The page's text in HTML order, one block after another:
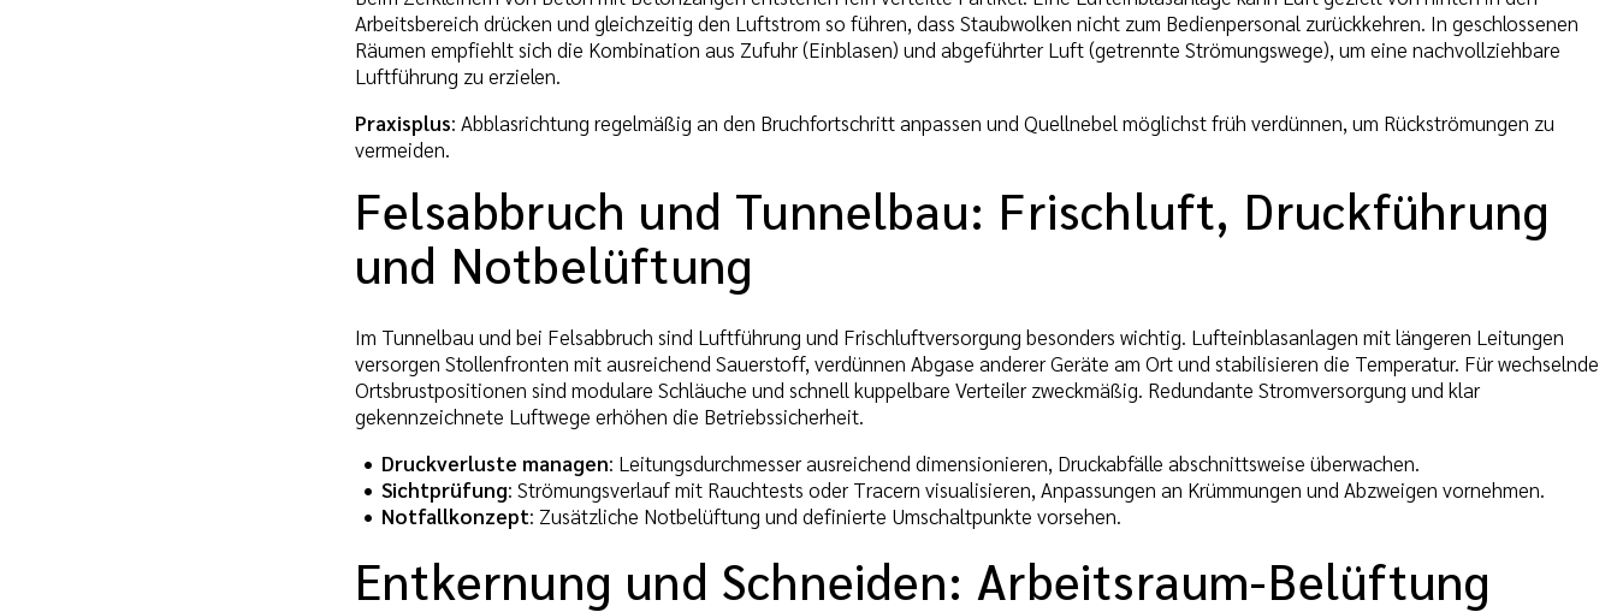
Arbeitsbereich drücken und gleichzeitig den Luftstrom so führen, dass Staubwolken nicht zum Bedienpersonal zurückkehren. In geschlossenen
Räumen empfiehlt sich die Kombination aus Zufuhr (Einblasen) und abgeführter Luft (getrennte Strömungswege), um eine nachvollziehbare
Luftführung zu erzielen.
Praxisplus: Abblasrichtung regelmäßig an den Bruchfortschritt anpassen und Quellnebel möglichst früh verdünnen, um Rückströmungen zu
vermeiden.
Felsabbruch und Tunnelbau: Frischluft, Druckführung
und Notbelüftung
Im Tunnelbau und bei Felsabbruch sind Luftführung und Frischluftversorgung besonders wichtig. Lufteinblasanlagen mit längeren Leitungen
versorgen Stollenfronten mit ausreichend Sauerstoff, verdünnen Abgase anderer Geräte am Ort und stabilisieren die Temperatur. Für wechselnde
Ortsbrustpositionen sind modulare Schläuche und schnell kuppelbare Verteiler zweckmäßig. Redundante Stromversorgung und klar
gekennzeichnete Luftwege erhöhen die Betriebssicherheit.
Druckverluste managen: Leitungsdurchmesser ausreichend dimensionieren, Druckabfälle abschnittsweise überwachen.
Sichtprüfung: Strömungsverlauf mit Rauchtests oder Tracern visualisieren, Anpassungen an Krümmungen und Abzweigen vornehmen.
Notfallkonzept: Zusätzliche Notbelüftung und definierte Umschaltpunkte vorsehen.
Entkernung und Schneiden: Arbeitsraum-Belüftung